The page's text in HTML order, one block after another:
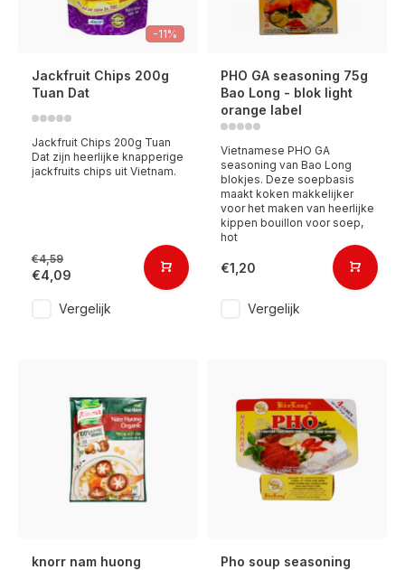
-11%
Jackfruit Chips 200g
Tuan Dat
Jackfruit Chips 200g Tuan
Dat zijn heerlijke knapperige
jackfruits chips uit Vietnam.
€4,59
€4,09
Vergelijk
PHO GA seasoning 75g
Bao Long - blok light
orange label
Vietnamese PHO GA
seasoning van Bao Long
blokjes. Deze soepbasis
maakt koken makkelijker
voor het maken van heerlijke
kippen bouillon voor soep,
hot
€1,20
Vergelijk
knorr nam huong
Pho soup seasoning